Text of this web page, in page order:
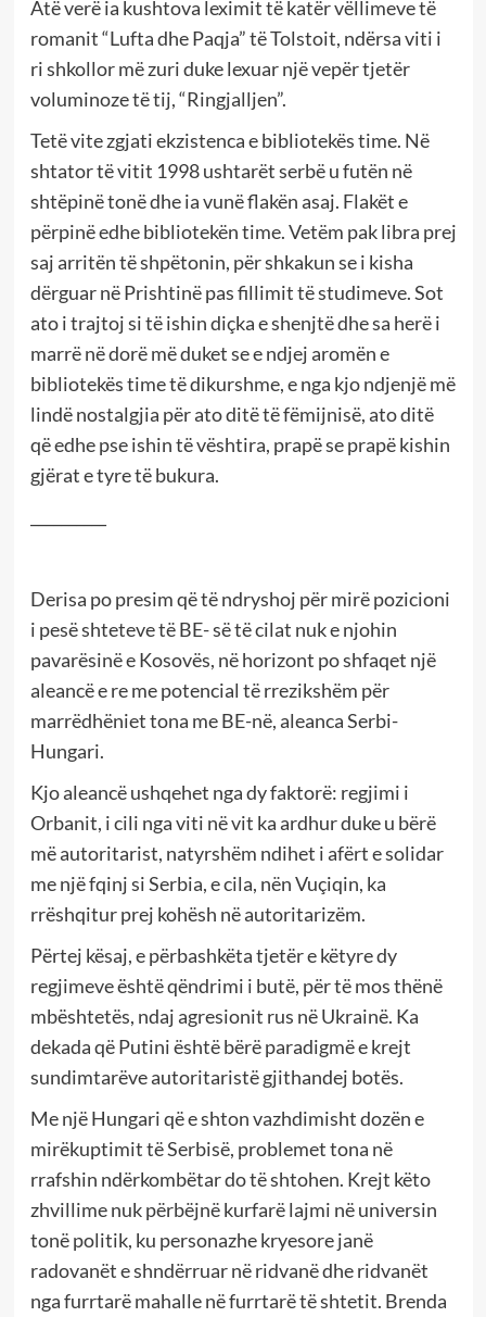
Atë verë ia kushtova leximit të katër vëllimeve të
romanit “Lufta dhe Paqja” të Tolstoit, ndërsa viti i
ri shkollor më zuri duke lexuar një vepër tjetër
voluminoze të tij, “Ringjalljen”.
Tetë vite zgjati ekzistenca e bibliotekës time. Në
shtator të vitit 1998 ushtarët serbë u futën në
shtëpinë tonë dhe ia vunë flakën asaj. Flakët e
përpinë edhe bibliotekën time. Vetëm pak libra prej
saj arritën të shpëtonin, për shkakun se i kisha
dërguar në Prishtinë pas fillimit të studimeve. Sot
ato i trajtoj si të ishin diçka e shenjtë dhe sa herë i
marrë në dorë më duket se e ndjej aromën e
bibliotekës time të dikurshme, e nga kjo ndjenjë më
lindë nostalgjia për ato ditë të fëmijnisë, ato ditë
që edhe pse ishin të vështira, prapë se prapë kishin
gjërat e tyre të bukura.
Derisa po presim që të ndryshoj për mirë pozicioni
i pesë shteteve të BE- së të cilat nuk e njohin
pavarësinë e Kosovës, në horizont po shfaqet një
aleancë e re me potencial të rrezikshëm për
marrëdhëniet tona me BE-në, aleanca Serbi-
Hungari.
Kjo aleancë ushqehet nga dy faktorë: regjimi i
Orbanit, i cili nga viti në vit ka ardhur duke u bërë
më autoritarist, natyrshëm ndihet i afërt e solidar
me një fqinj si Serbia, e cila, nën Vuçiqin, ka
rrëshqitur prej kohësh në autoritarizëm.
Përtej kësaj, e përbashkëta tjetër e këtyre dy
regjimeve është qëndrimi i butë, për të mos thënë
mbështetës, ndaj agresionit rus në Ukrainë. Ka
dekada që Putini është bërë paradigmë e krejt
sundimtarëve autoritaristë gjithandej botës.
Me një Hungari që e shton vazhdimisht dozën e
mirëkuptimit të Serbisë, problemet tona në
rrafshin ndërkombëtar do të shtohen. Krejt këto
zhvillime nuk përbëjnë kurfarë lajmi në universin
tonë politik, ku personazhe kryesore janë
radovanët e shndërruar në ridvanë dhe ridvanët
nga furrtarë mahalle në furrtarë të shtetit. Brenda